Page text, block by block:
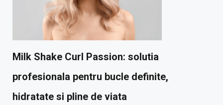
Milk Shake Curl Passion: solutia
profesionala pentru bucle definite,
hidratate si pline de viata